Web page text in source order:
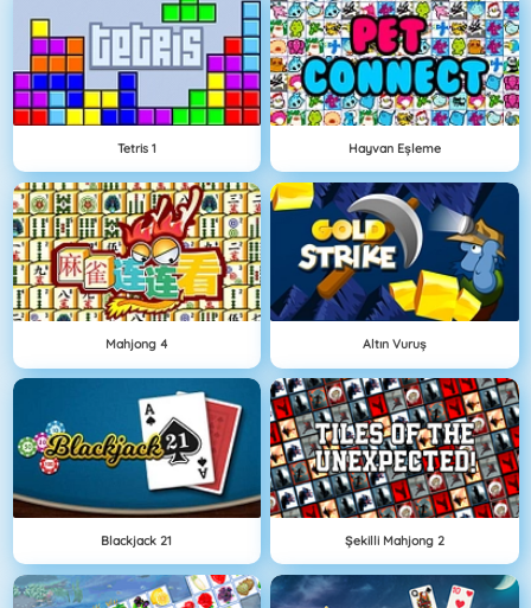
Tetris 1 Hayvan Eşleme
Mahjong 4 Altın Vuruş
Blackjack 21 Şekilli Mahjong 2